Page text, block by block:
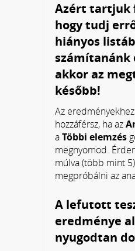
Azért tartjuk
hogy tudj
hiányos
akkor az
később!
Az
hozzáférsz, ha az
aTöbbi elemzés
megnyomod.
múlva (több mint
megpróbálni az
A lefutott
eredménye
nyugodtan